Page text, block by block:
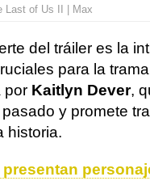
Last of Us II | Max
del tráiler es la
para la
por Kaitlyn Dever,
y promete
historia.
presentan